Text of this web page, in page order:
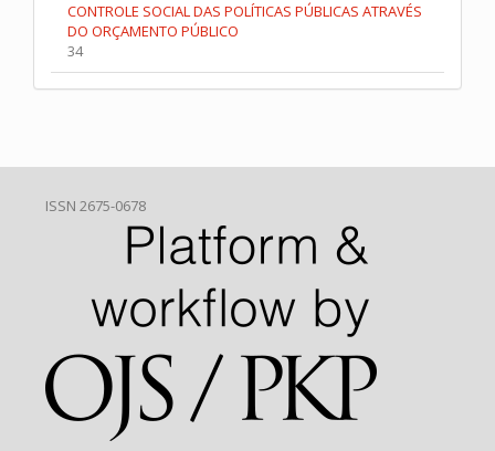
CONTROLE SOCIAL DAS POLÍTICAS PÚBLICAS ATRAVÉS
DO ORÇAMENTO PÚBLICO
34
ISSN 2675-0678